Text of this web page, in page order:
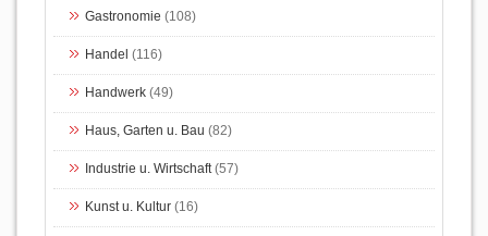
Gastronomie (108)
Handel (116)
Handwerk (49)
Haus, Garten u. Bau (82)
Industrie u. Wirtschaft(57)
Kunst u. Kultur (16)